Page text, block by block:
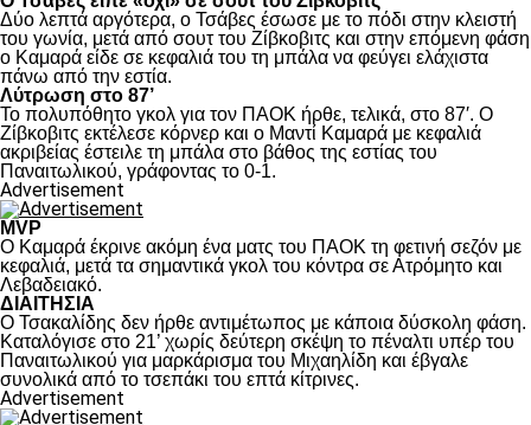
Δύο λεπτά αργότερα, ο Τσάβες έσωσε με το πόδι στην κλειστή
του γωνία, μετά από σουτ του Ζίβκοβιτς και στην επόμενη φάση
ο Καμαρά είδε σε κεφαλιά του τη μπάλα να φεύγει ελάχιστα
πάνω από την εστία.
Λύτρωση στο 87’
Το πολυπόθητο γκολ για τον ΠΑΟΚ ήρθε, τελικά, στο 87′. Ο
Ζίβκοβιτς εκτέλεσε κόρνερ και ο Μαντί Καμαρά με κεφαλιά
ακριβείας έστειλε τη μπάλα στο βάθος της εστίας του
Παναιτωλικού, γράφοντας το 0-1.
Advertisement
MVP
Ο Καμαρά έκρινε ακόμη ένα ματς του ΠΑΟΚ τη φετινή σεζόν με
κεφαλιά, μετά τα σημαντικά γκολ του κόντρα σε Ατρόμητο και
Λεβαδειακό.
ΔΙΑΙΤΗΣΙΑ
Ο Τσακαλίδης δεν ήρθε αντιμέτωπος με κάποια δύσκολη φάση.
Καταλόγισε στο 21’ χωρίς δεύτερη σκέψη το πέναλτι υπέρ του
Παναιτωλικού για μαρκάρισμα του Μιχαηλίδη και έβγαλε
συνολικά από το τσεπάκι του επτά κίτρινες.
Advertisement